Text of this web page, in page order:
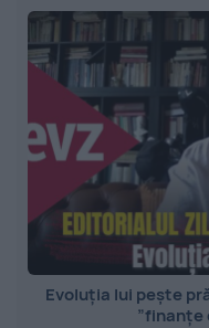
Evoluția lui pește
”finanțe